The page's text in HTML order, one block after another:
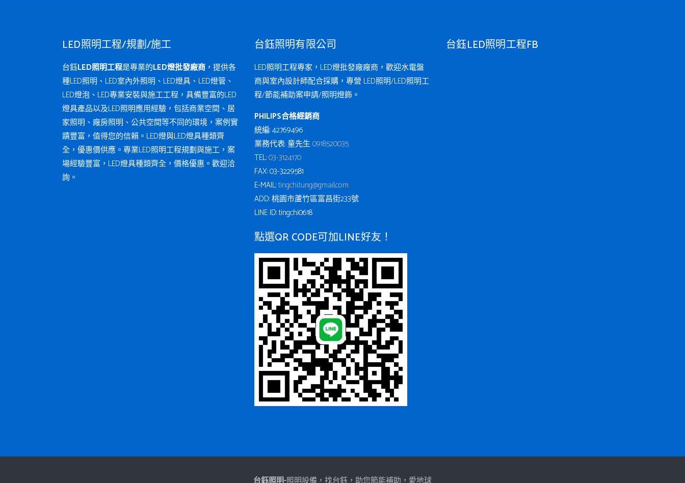
LED照明工程/規劃/施工
台鈺LED照明工程是專業的LED燈批發廠商 ，提供各
種LED照明、LED室內外照明、LED燈具、LED燈管、
LED燈泡、LED專業安裝與施工工程，具備豐富的LED
燈具產品以及LED照明應用經驗，包括商業空間、居
家照明、廠房照明、公共空間等不同的環境，案例實
蹟豐富，值得您的信賴。LED燈與LED燈具種類齊
全，優惠價供應。專業LED照明工程規劃與施工，案
場經驗豐富，LED燈具種類齊全，價格優惠。歡迎洽
詢。
台鈺照明有限公司
LED照明工程專家，LED燈批發廠廠商，歡迎水電盤
商與室內設計師配合採購，專營 LED照明/LED照明工
程/節能補助案申請/照明燈飾。
PHILIPS合格經銷商
統編: 42769496
業務代表: 童先生0918520035
TEL:03-3124170
FAX: 03-3229581
E-MAIL:tingchi.tung@gmail.com
ADD: 桃園市蘆竹區富昌街233號
LINE ID: tingchi0618
點選QR CODE可加LINE好友！
台鈺LED照明工程FB